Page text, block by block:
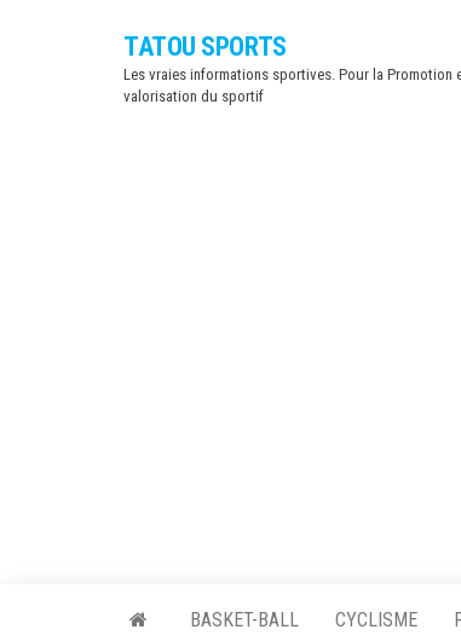
TATOU SPORTS
Les vraies informations sportives. Pour la Promotion
valorisation du sportif
BASKET-BALL CYCLISME